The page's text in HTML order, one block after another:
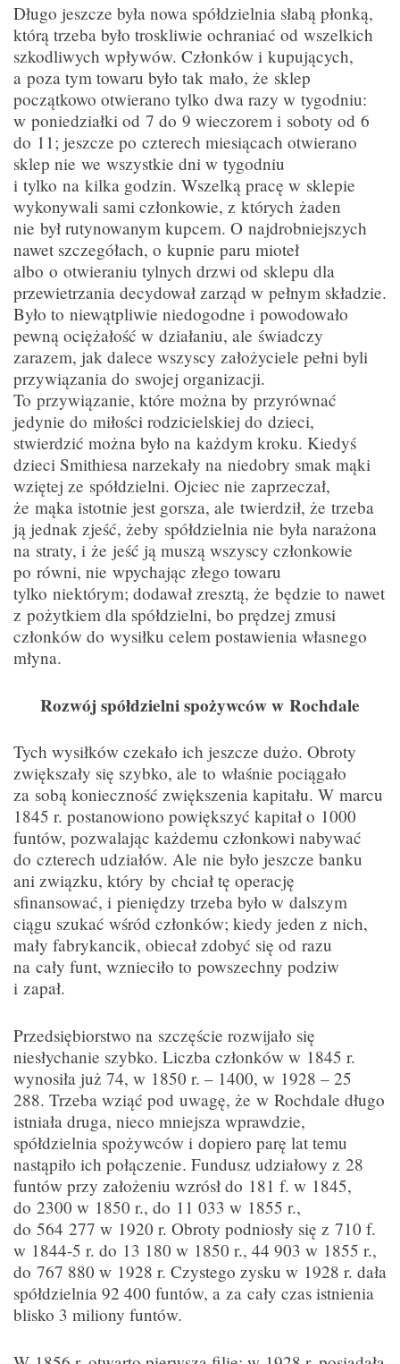
Długo jeszcze była nowa spółdzielnia słabą płonką,
którą trzeba było troskliwie ochraniać od wszelkich
szkodliwych wpływów. Członków i kupujących,
a poza tym towaru było tak mało, że sklep
początkowo otwierano tylko dwa razy w tygodniu:
w poniedziałki od 7 do 9 wieczorem i soboty od 6
do 11; jeszcze po czterech miesiącach otwierano
sklep nie we wszystkie dni w tygodniu
i tylko na kilka godzin. Wszelką pracę w sklepie
wykonywali sami członkowie, z których żaden
nie był rutynowanym kupcem. O najdrobniejszych
nawet szczegółach, o kupnie paru mioteł
albo o otwieraniu tylnych drzwi od sklepu dla
przewietrzania decydował zarząd w pełnym składzie.
Było to niewątpliwie niedogodne i powodowało
pewną ociężałość w działaniu, ale świadczy
zarazem, jak dalece wszyscy założyciele pełni byli
przywiązania do swojej organizacji.
To przywiązanie, które można by przyrównać
jedynie do miłości rodzicielskiej do dzieci,
stwierdzić można było na każdym kroku. Kiedyś
dzieci Smithiesa narzekały na niedobry smak mąki
wziętej ze spółdzielni. Ojciec nie zaprzeczał,
że mąka istotnie jest gorsza, ale twierdził, że trzeba
ją jednak zjeść, żeby spółdzielnia nie była narażona
na straty, i że jeść ją muszą wszyscy członkowie
po równi, nie wpychając złego towaru
tylko niektórym; dodawał zresztą, że będzie to nawet
z pożytkiem dla spółdzielni, bo prędzej zmusi
członków do wysiłku celem postawienia własnego
młyna.
Rozwój spółdzielni spożywców w Rochdale
Tych wysiłków czekało ich jeszcze dużo. Obroty
zwiększały się szybko, ale to właśnie pociągało
za sobą konieczność zwiększenia kapitału. W marcu
1845 r. postanowiono powiększyć kapitał o 1000
funtów, pozwalając każdemu członkowi nabywać
do czterech udziałów. Ale nie było jeszcze banku
ani związku, który by chciał tę operację
sfinansować, i pieniędzy trzeba było w dalszym
ciągu szukać wśród członków; kiedy jeden z nich,
mały fabrykancik, obiecał zdobyć się od razu
na cały funt, wznieciło to powszechny podziw
i zapał.
Przedsiębiorstwo na szczęście rozwijało się
niesłychanie szybko. Liczba członków w 1845 r.
wynosiła już 74, w 1850 r. – 1400, w 1928 – 25
288. Trzeba wziąć pod uwagę, że w Rochdale długo
istniała druga, nieco mniejsza wprawdzie,
spółdzielnia spożywców i dopiero parę lat temu
nastąpiło ich połączenie. Fundusz udziałowy z 28
funtów przy założeniu wzrósł do 181 f. w 1845,
do 2300 w 1850 r., do 11 033 w 1855 r.,
do 564 277 w 1920 r. Obroty podniosły się z 710 f.
w 1844-5 r. do 13 180 w 1850 r., 44 903 w 1855 r.,
do 767 880 w 1928 r. Czystego zysku w 1928 r. dała
spółdzielnia 92 400 funtów, a za cały czas istnienia
blisko 3 miliony funtów.